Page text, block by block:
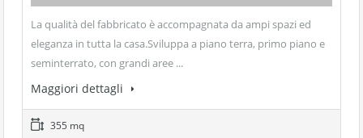
La qualità del fabbricato è accompagnata da ampi spazi ed
eleganza in tutta la casa.Sviluppa a piano terra, primo piano e
seminterrato, con grandi aree ...
Maggiori dettagli
355 mq